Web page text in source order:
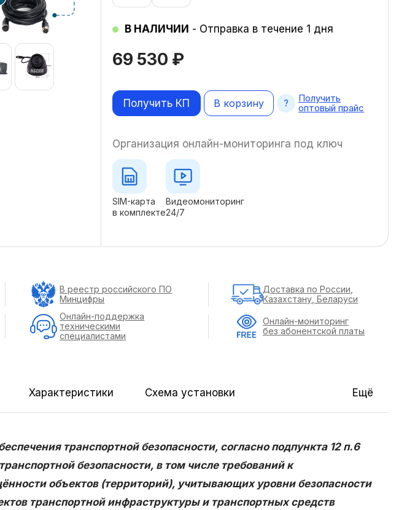
69 530 ₽
В НАЛИЧИИ - Отправка в течение 1 дня
В корзину
Получить КП
Получить
оптовый прайс
Организация онлайн-мониторинга под ключ
SIM-карта
в комплекте
Видеомониторинг
24/7
Характеристики Схема установки Ещё
транспортной безопасности, согласно подпункта 12 п.6
безопасности, в том числе требований к
объектов (территорий), учитывающих уровни безопасности
транспортной инфраструктуры и транспортных средств
В реестр российского ПО
Минцифры
Доставка по России,
Казахстану, Беларуси
Онлайн-поддержка
техническими
специалистами
Онлайн-мониторинг
без абонентской платы